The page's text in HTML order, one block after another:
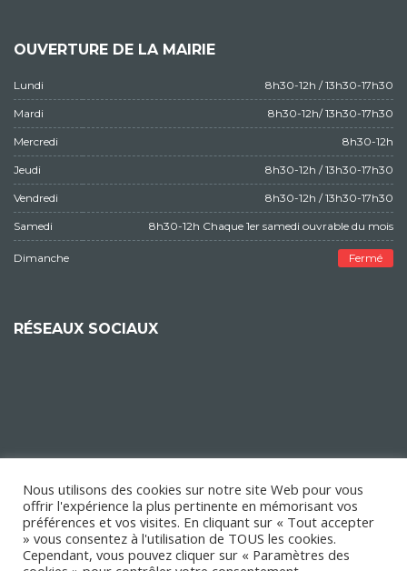
OUVERTURE DE LA MAIRIE
Lundi 8h30-12h / 13h30-17h30
Mardi 8h30-12h/ 13h30-17h30
Mercredi 8h30-12h
Jeudi 8h30-12h / 13h30-17h30
Vendredi 8h30-12h / 13h30-17h30
Samedi 8h30-12h Chaque 1er samedi ouvrable du mois
Dimanche Fermé
RÉSEAUX SOCIAUX
Nous utilisons des cookies sur notre site Web pour vous
offrir l'expérience la plus pertinente en mémorisant vos
préférences et vos visites. En cliquant sur « Tout accepter
» vous consentez à l'utilisation de TOUS les cookies.
Cependant, vous pouvez cliquer sur « Paramètres des